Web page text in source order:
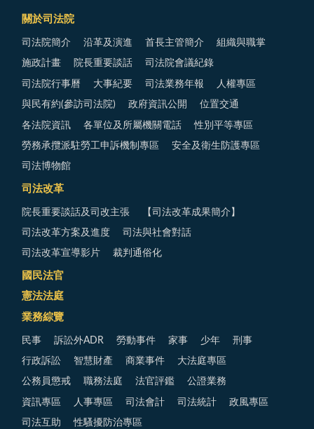
關於司法院
司法院簡介 沿革及演進 首長主管簡介 組織與職掌
施政計畫 院長重要談話 司法院會議紀錄
司法院行事曆 大事紀要 司法業務年報 人權專區
與民有約(參訪司法院) 政府資訊公開 位置交通
各法院資訊 各單位及所屬機關電話 性別平等專區
勞務承攬派駐勞工申訴機制專區 安全及衛生防護專區
司法博物館
司法改革
院長重要談話及司改主張 【司法改革成果簡介】
司法改革方案及進度 司法與社會對話
司法改革宣導影片 裁判通俗化
國民法官
憲法法庭
業務綜覽
民事 訴訟外ADR 勞動事件 家事 少年 刑事
行政訴訟 智慧財產 商業事件 大法庭專區
公務員懲戒 職務法庭 法官評鑑 公證業務
資訊專區 人事專區 司法會計 司法統計 政風專區
司法互助 性騷擾防治專區